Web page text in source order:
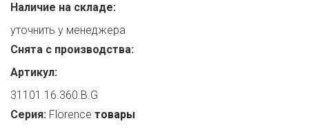
Наличие на складе:
уточнить у менеджера
Снята с производства:
Артикул:
31101.16.360.B.G
Серия: Florence товары